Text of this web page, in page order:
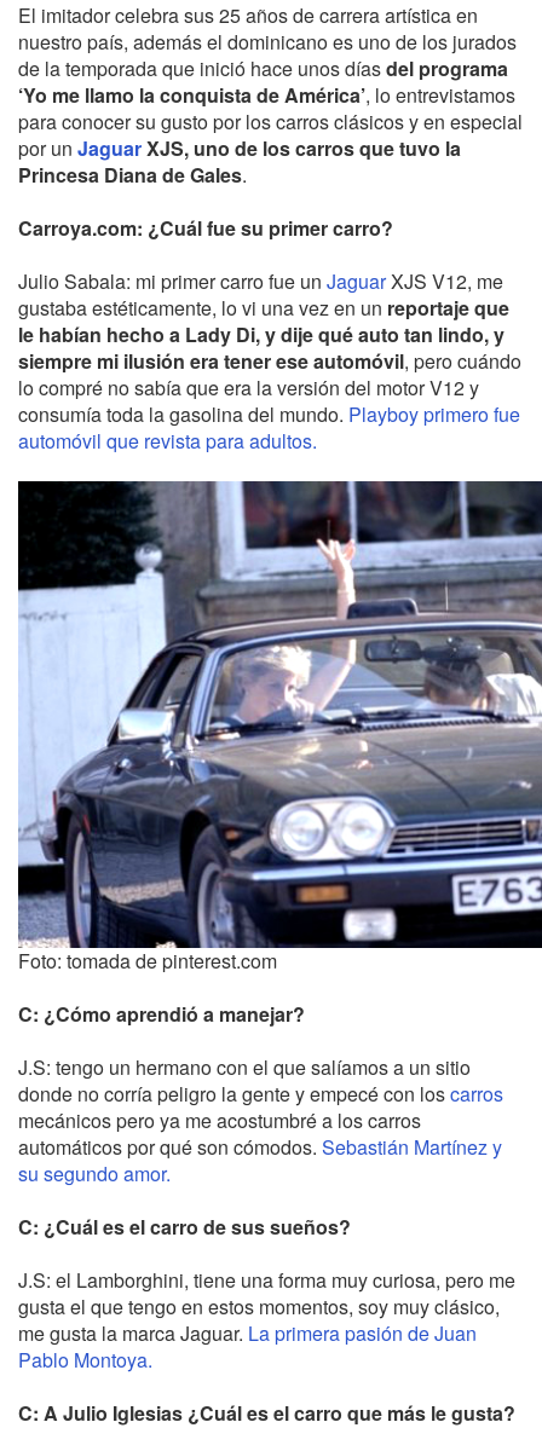
El imitador celebra sus 25 años de carrera artística en
nuestro país, además el dominicano es uno de los jurados
de la temporada que inició hace unos díasdel programa
‘Yo me llamo la conquista de América’, lo entrevistamos
para conocer su gusto por los carros clásicos y en especial
por un JaguarXJS, uno de los carros que tuvo la
Princesa Diana de Gales.
Carroya.com: ¿Cuál fue su primer carro?
Julio Sabala: mi primer carro fue un JaguarXJS V12, me
gustaba estéticamente, lo vi una vez en un reportaje que
le habían hecho a Lady Di, y dije qué auto tan lindo, y
siempre mi ilusión era tener ese automóvil, pero cuándo
lo compré no sabía que era la versión del motor V12 y
consumía toda la gasolina del mundo. Playboy primero fue
automóvil que revista para adultos.
Foto: tomada de pinterest.com
C: ¿Cómo aprendió a manejar?
J.S: tengo un hermano con el que salíamos a un sitio
donde no corría peligro la gente y empecé con loscarros
mecánicos pero ya me acostumbré a los carros
automáticos por qué son cómodos. Sebastián Martínez y
su segundo amor.
C: ¿Cuál es el carro de sus sueños?
J.S: el Lamborghini, tiene una forma muy curiosa, pero me
gusta el que tengo en estos momentos, soy muy clásico,
me gusta la marca Jaguar. La primera pasión de Juan
Pablo Montoya.
C: A Julio Iglesias ¿Cuál es el carro que más le gusta?